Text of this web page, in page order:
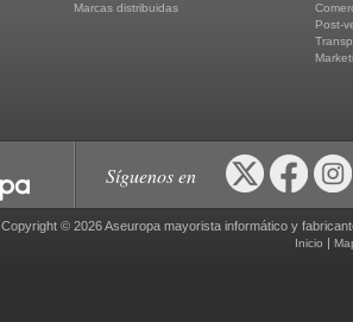
Marcas distribuidas
Post-
Síguenos en
Copyright © 2026 Aseuropa mayorista informático y
Inicio |